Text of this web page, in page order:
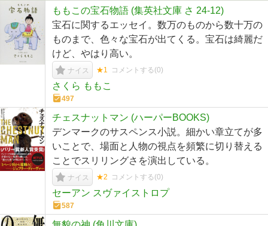
ももこの宝石物語 (集英社文庫 さ 24-12)
宝石に関するエッセイ。数万のものから数十万の
ものまで、色々な宝石が出てくる。宝石は綺麗だ
けど、やはり高い。
ナイス ★1 コメントする(0)
さくら ももこ
497
チェスナットマン (ハーパーBOOKS)
デンマークのサスペンス小説。細かい章立てが多
いことで、場面と人物の視点を頻繁に切り替える
ことでスリリングさを演出している。
ナイス ★2 コメントする(0)
セーアン スヴァイストロプ
587